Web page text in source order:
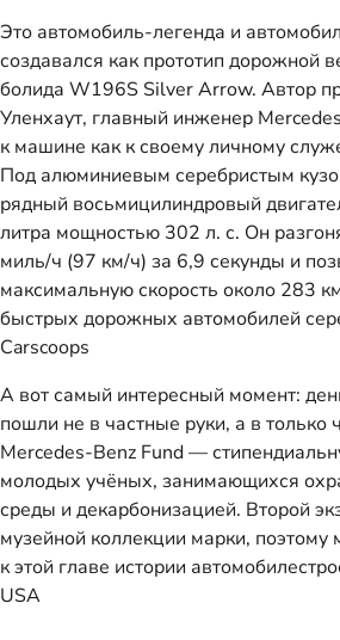
Это автомобиль-легенда и
создавался как прототип дорожной
болида W196S Silver Arrow. Автор
Уленхаут, главный инженер
к машине как к своему личному
Под алюминиевым серебристым
рядный восьмицилиндровый
литра мощностью 302 л. с. Он
миль/ч (97 км/ч) за 6,9 секунды и
максимальную скорость около 283
быстрых дорожных автомобилей
Carscoops
А вот самый интересный момент:
пошли не в частные руки, а в только
Mercedes-Benz Fund —
молодых учёных, занимающихся
среды и декарбонизацией. Второй
музейной коллекции марки, поэтому
к этой главе истории
USA